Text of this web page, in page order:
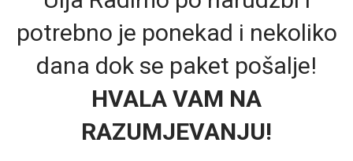
potrebno je ponekad i nekoliko
dana dok se paket pošalje!
HVALA VAM NA
RAZUMJEVANJU!